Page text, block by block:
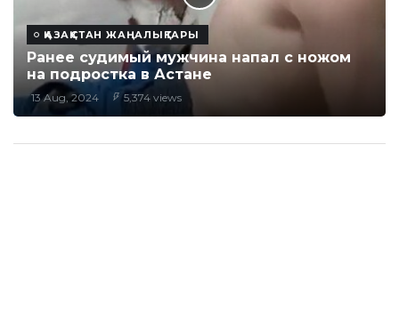
ҚАЗАҚСТАН ЖАҢАЛЫҚТАРЫ
Ранее судимый мужчина напал с ножом
на подростка в Астане
13 Aug, 2024 5,374 views